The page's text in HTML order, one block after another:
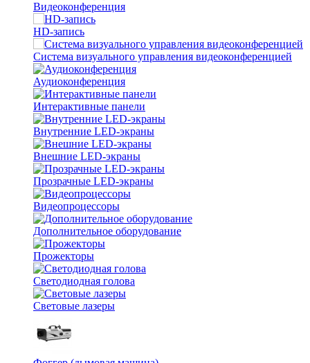
Видеоконференция
HD-запись
Система визуального управления видеоконференцией
Аудиоконференция
Интерактивные панели
Внутренние LED-экраны
Внешние LED-экраны
Прозрачные LED-экраны
Видеопроцессоры
Дополнительное оборудование
Прожекторы
Светодиодная голова
Световые лазеры